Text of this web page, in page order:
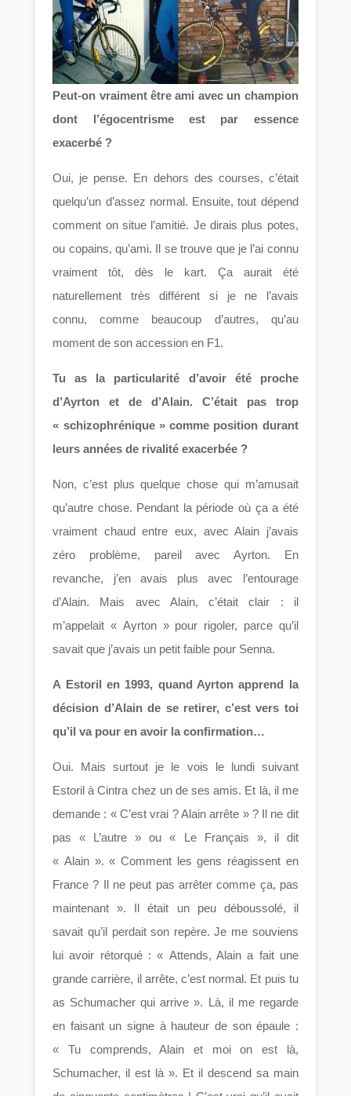
Peut-on vraiment être ami avec un champion
dont l’égocentrisme est par essence
exacerbé ?
Oui, je pense. En dehors des courses, c’était
quelqu’un d’assez normal. Ensuite, tout dépend
comment on situe l’amitié. Je dirais plus potes,
ou copains, qu’ami. Il se trouve que je l’ai connu
vraiment tôt, dès le kart. Ça aurait été
naturellement très différent si je ne l’avais
connu, comme beaucoup d’autres, qu’au
moment de son accession en F1.
Tu as la particularité d’avoir été proche
d’Ayrton et de d’Alain. C’était pas trop
« schizophrénique » comme position durant
leurs années de rivalité exacerbée ?
Non, c’est plus quelque chose qui m’amusait
qu’autre chose. Pendant la période où ça a été
vraiment chaud entre eux, avec Alain j’avais
zéro problème, pareil avec Ayrton. En
revanche, j’en avais plus avec l’entourage
d’Alain. Mais avec Alain, c’était clair : il
m’appelait « Ayrton » pour rigoler, parce qu’il
savait que j’avais un petit faible pour Senna.
A Estoril en 1993, quand Ayrton apprend la
décision d’Alain de se retirer, c’est vers toi
qu’il va pour en avoir la confirmation…
Oui. Mais surtout je le vois le lundi suivant
Estoril à Cintra chez un de ses amis. Et là, il me
demande : « C’est vrai ? Alain arrête » ? Il ne dit
pas « L’autre » ou « Le Français », il dit
« Alain ». « Comment les gens réagissent en
France ? Il ne peut pas arrêter comme ça, pas
maintenant ». Il était un peu déboussolé, il
savait qu’il perdait son repère. Je me souviens
lui avoir rétorqué : « Attends, Alain a fait une
grande carrière, il arrête, c’est normal. Et puis tu
as Schumacher qui arrive ». Là, il me regarde
en faisant un signe à hauteur de son épaule :
« Tu comprends, Alain et moi on est là,
Schumacher, il est là ». Et il descend sa main